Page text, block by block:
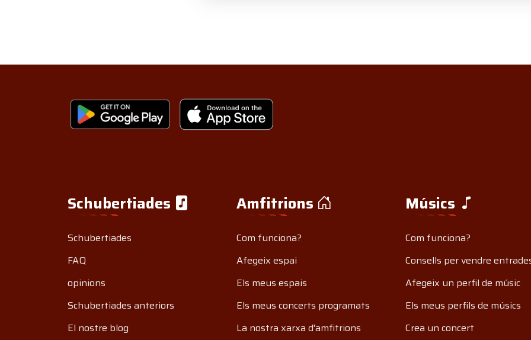
Schubertiades
Schubertiades
FAQ
opinions
Schubertiades anteriors
El nostre blog
Amfitrions
Com funciona?
Afegeix espai
Els meus espais
Els meus concerts programats
La nostra xarxa d'amfitrions
Músics
Com funciona?
Consells per vendre
Afegeix un perfil de músic
Els meus perfils de músics
Crea un concert